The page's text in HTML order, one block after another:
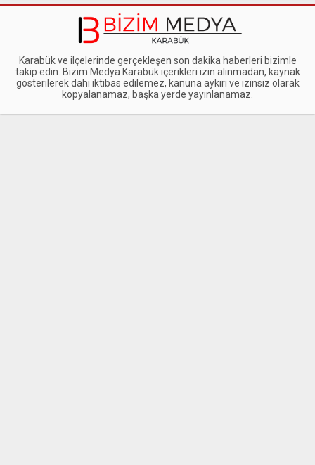
Karabük ve ilçelerinde gerçekleşen son dakika haberleri bizimle
takip edin. Bizim Medya Karabük içerikleri izin alınmadan, kaynak
gösterilerek dahi iktibas edilemez, kanuna aykırı ve izinsiz olarak
kopyalanamaz, başka yerde yayınlanamaz.